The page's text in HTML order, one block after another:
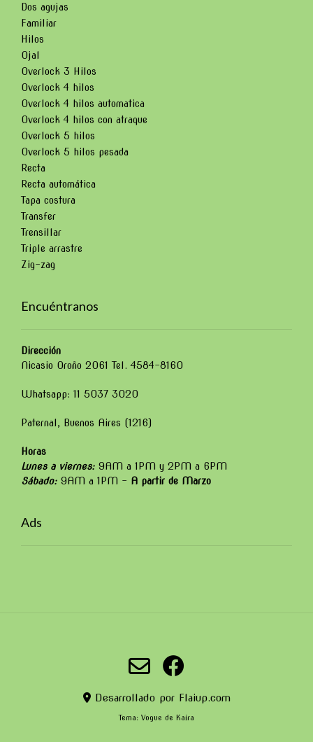
Dos agujas
Familiar
Hilos
Ojal
Overlock 3 Hilos
Overlock 4 hilos
Overlock 4 hilos automatica
Overlock 4 hilos con atraque
Overlock 5 hilos
Overlock 5 hilos pesada
Recta
Recta automática
Tapa costura
Transfer
Trensillar
Triple arrastre
Zig-zag
Encuéntranos
Dirección
Nicasio Oroño 2061 Tel. 4584-8160
Whatsapp: 11 5037 3020
Paternal, Buenos Aires (1216)
Horas
Lunes a viernes:9AM a 1PM y 2PM a 6PM
Sábado:9AM a 1PM – A partir de Marzo
Ads
Desarrollado por Flaiup.com
Tema: Vogue de Kaira